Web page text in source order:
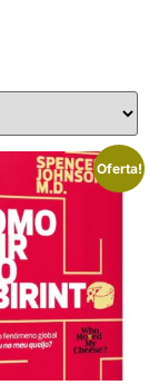
Oferta!